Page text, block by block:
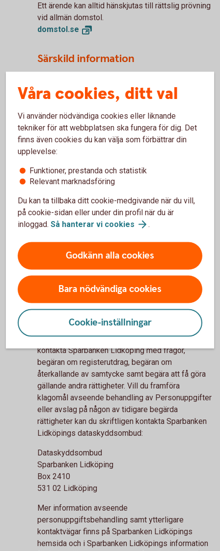
Ett ärende kan alltid hänskjutas till rättslig prövning
vid allmän domstol.
domstol.se
Särskild information
internetbanken eller appen/mobilbanken och det
med banken har du rätt att använda EU:s
onlineplattform för tvistlösning.
www.ec.europa.eu/
I formuläret på onlineplattformen ska du ange
följande mejladress till banken:
Även om du använder onlineplattformen när det
gäller klagomål/tvister med banken kommer
reklamationsnämnden för beslut. Mer information
om tvistlösning online finns på Konsument
Europas webbplats,konsumenteuropa.se
Behandling av personuppgifter
Om du känner att dina rättigheter kring behandling
av personuppgifter inte uppfylls har du rättighet att
kontakta Sparbanken Lidköping med frågor,
begäran om registerutdrag, begäran om
återkallande av samtycke samt begära att få göra
gällande andra rättigheter. Vill du framföra
klagomål avseende behandling av Personuppgifter
eller avslag på någon av tidigare begärda
rättigheter kan du skriftligen kontakta Sparbanken
Lidköpings dataskyddsombud:
Dataskyddsombud
Sparbanken Lidköping
Box 2410
531 02 Lidköping
Mer information avseende
personuppgiftsbehandling samt ytterligare
kontaktvägar finns på Sparbanken Lidköpings
hemsida och i Sparbanken Lidköpings information
Våra cookies, ditt val
Vi använder nödvändiga cookies eller liknande
tekniker för att webbplatsen ska fungera för dig. Det
finns även cookies du kan välja som förbättrar din
upplevelse:
Funktioner, prestanda och statistik
Relevant marknadsföring
Du kan ta tillbaka ditt cookie-medgivande när du vill,
på cookie-sidan eller under din profil när du är
inloggad. Så hanterar vi cookies .
Godkänn alla cookies
Bara nödvändiga cookies
Cookie-inställningar